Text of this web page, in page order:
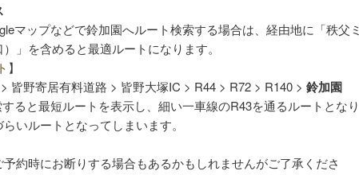
マップなどで鈴加園へルート検索する場合は、経由地に「秩父ミ
」を含めると最適ルートになります。
】
皆野寄居有料道路 > 皆野大塚IC > R44 > R72 > R140 > 鈴加園
ると最短ルートを表示し、細い一車線のR43を通るルートとなり
いルートとなってしまいます。
約時にお断りする場合もあるかもしれませんがご了承くださ